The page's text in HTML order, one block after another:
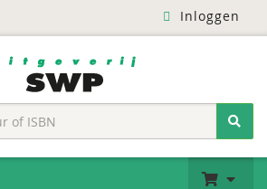
Inloggen